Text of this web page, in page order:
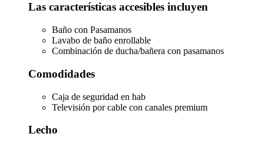
Las características accesibles incluyen
Baño con Pasamanos
Lavabo de baño enrollable
Combinación de ducha/bañera con pasamanos
Comodidades
Caja de seguridad en hab
Televisión por cable con canales premium
Lecho